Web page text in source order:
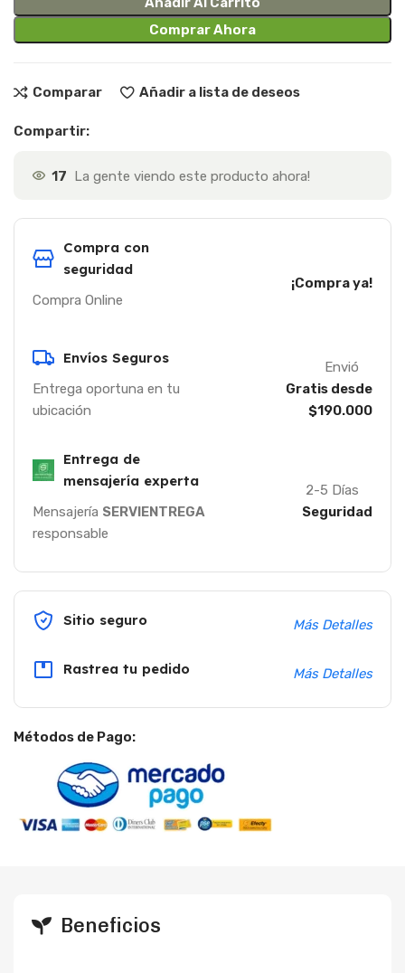
Comprar Ahora
Comparar Añadir a lista de deseos
Compartir:
17 La gente viendo este producto ahora!
Compra con
seguridad
Compra Online
¡Compra ya!
Envíos Seguros
Entrega oportuna en tu
ubicación
Envió
Gratis desde
$190.000
Entrega de
mensajería experta
Mensajería SERVIENTREGA
responsable
2-5 Días
Seguridad
Sitio seguro Más Detalles
Rastrea tu pedido Más Detalles
Métodos de Pago:
Beneficios